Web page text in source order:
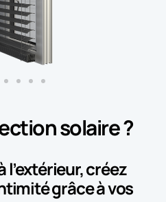
solaire ?
l’extérieur, créez
grâce à vos